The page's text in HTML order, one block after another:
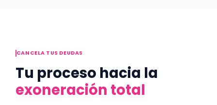
CANCELA TUS DEUDAS
Tu proceso hacia la
exoneración total